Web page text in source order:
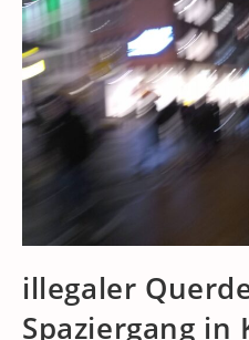
illegaler
Spaziergang in